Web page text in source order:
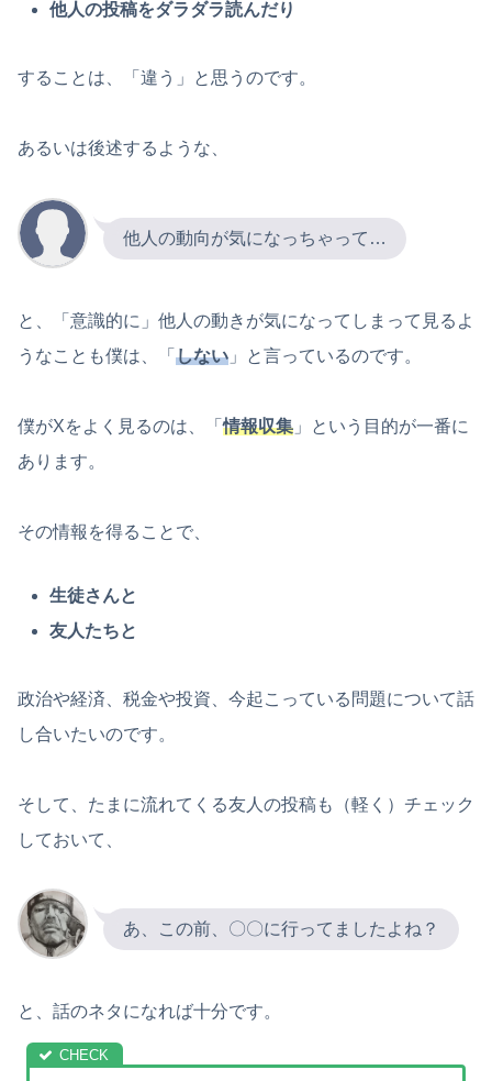
他人の投稿をダラダラ読んだり
することは、「違う」と思うのです。
あるいは後述するような、
他人の動向が気になっちゃって…
と、「意識的に」他人の動きが気になってしまって見るよ
うなことも僕は、「 しない 」と言っているのです。
僕がXをよく見るのは、「情報収集 」という目的が一番に
あります。
その情報を得ることで、
生徒さんと
友人たちと
政治や経済、税金や投資、今起こっている問題について話
し合いたいのです。
そして、たまに流れてくる友人の投稿も（軽く）チェック
しておいて、
あ、この前、〇〇に行ってましたよね？
と、話のネタになれば十分です。